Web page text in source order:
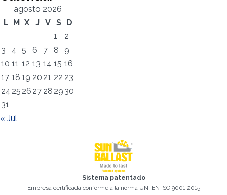
agosto 2026
L M X J V S
D
1
2
3
4 5 6 7 8
9
10 11 12 13 14 15 16
17 18 19 20 21 22 23
24 25 26 27 28 29 30
31
« Jul
El campo Correo Electrónico es obligatorio
Debemos aceptar la Política de privacidad
Lo sentimos, se produjo el siguiente error:
Sistema patentado
Empresa certificada conforme a la norma UNI EN ISO 9001:2015